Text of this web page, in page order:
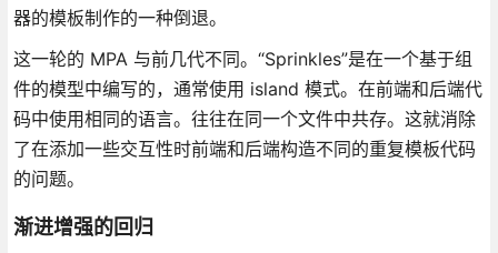
器的模板制作的一种倒退。
这一轮的 MPA 与前几代不同。“Sprinkles”是在一个基于组
件的模型中编写的，通常使用 island 模式。在前端和后端代
码中使用相同的语言。往往在同一个文件中共存。这就消除
了在添加一些交互性时前端和后端构造不同的重复模板代码
的问题。
渐进增强的回归